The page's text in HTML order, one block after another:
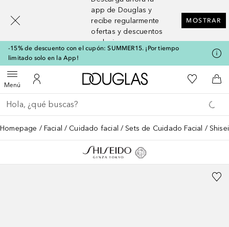
app de Douglas y
recibe regularmente
ofertas y descuentos
exclusivos
MOSTRAR
-15% de descuento con el cupón: SUMMER15. ¡Por tiempo
limitado solo en la App!
MenúAbrir menúMi cuenta
A Douglas HomeMi lista de
A
Regresar
Ejecutar búsqueda
Homepage Facial Cuidado facial Sets de Cuidado Facial
[navigation.slideout.screenreader]